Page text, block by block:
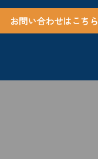
お問い合わせはこちら